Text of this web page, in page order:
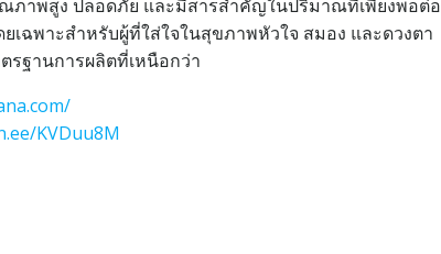
ภาพสูง ปลอดภัย และมีสารสำคัญในปริมาณที่เพียงพอต่อ
เฉพาะสำหรับผู้ที่ใส่ใจในสุขภาพหัวใจ สมอง และดวงตา
ฐานการผลิตที่เหนือกว่า
KVDuu8M